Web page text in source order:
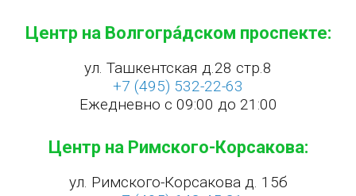
Центр на Волгогра́дском проспекте:
ул. Ташкентская д.28 стр.8
+7 (495) 532-22-63
Ежедневно с 09:00 до 21:00
Центр на Римского-Корсакова:
ул. Римского-Корсакова д. 15б